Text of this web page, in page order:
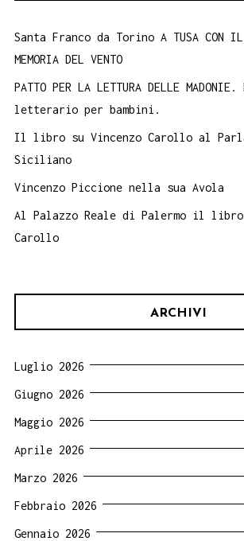
Santa Franco da Torino A TUSA CON IL
MEMORIA DEL VENTO
PATTO PER LA LETTURA DELLE
letterario per bambini.
Il libro su Vincenzo Carollo al
Siciliano
Vincenzo Piccione nella sua Avola
Al Palazzo Reale di Palermo il libro
Carollo
ARCHIVI
Luglio 2026
Giugno 2026
Maggio 2026
Aprile 2026
Marzo 2026
Febbraio 2026
Gennaio 2026